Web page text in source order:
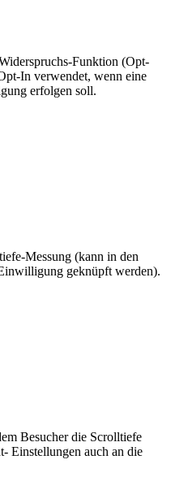
Funktion (Opt-
In verwendet, wenn eine
erfolgen soll.
Messung (kann in den
geknüpft werden).
Besucher die Scrolltiefe
Einstellungen auch an die